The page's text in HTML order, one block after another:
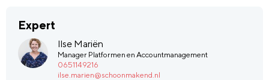
Expert
Ilse Mariën
Manager Platformen en Accountmanagement
0651149216
ilse.marien@schoonmakend.nl